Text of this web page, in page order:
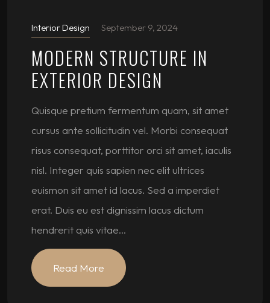
Interior Design September 9, 2024
MODERN STRUCTURE IN
EXTERIOR DESIGN
Quisque pretium fermentum quam, sit amet
cursus ante sollicitudin vel. Morbi consequat
risus consequat, porttitor orci sit amet, iaculis
nisl. Integer quis sapien nec elit ultrices
euismon sit amet id lacus. Sed a imperdiet
erat. Duis eu est dignissim lacus dictum
hendrerit quis vitae...
Read More